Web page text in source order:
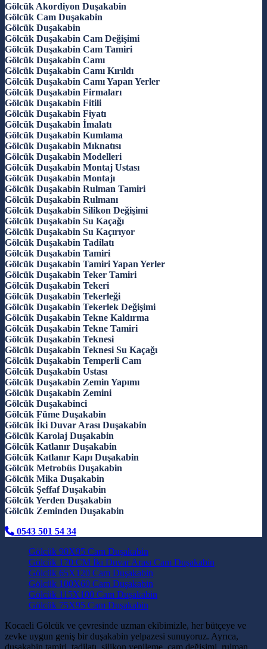
Gölcük Akordiyon Duşakabin
Gölcük Cam Duşakabin
Gölcük Duşakabin
Gölcük Duşakabin Cam Değişimi
Gölcük Duşakabin Cam Tamiri
Gölcük Duşakabin Camı
Gölcük Duşakabin Camı Kırıldı
Gölcük Duşakabin Camı Yapan Yerler
Gölcük Duşakabin Firmaları
Gölcük Duşakabin Fitili
Gölcük Duşakabin Fiyatı
Gölcük Duşakabin İmalatı
Gölcük Duşakabin Kumlama
Gölcük Duşakabin Mıknatısı
Gölcük Duşakabin Modelleri
Gölcük Duşakabin Montaj Ustası
Gölcük Duşakabin Montajı
Gölcük Duşakabin Rulman Tamiri
Gölcük Duşakabin Rulmanı
Gölcük Duşakabin Silikon Değişimi
Gölcük Duşakabin Su Kaçağı
Gölcük Duşakabin Su Kaçırıyor
Gölcük Duşakabin Tadilatı
Gölcük Duşakabin Tamiri
Gölcük Duşakabin Tamiri Yapan Yerler
Gölcük Duşakabin Teker Tamiri
Gölcük Duşakabin Tekeri
Gölcük Duşakabin Tekerleği
Gölcük Duşakabin Tekerlek Değişimi
Gölcük Duşakabin Tekne Kaldırma
Gölcük Duşakabin Tekne Tamiri
Gölcük Duşakabin Teknesi
Gölcük Duşakabin Teknesi Su Kaçağı
Gölcük Duşakabin Temperli Cam
Gölcük Duşakabin Ustası
Gölcük Duşakabin Zemin Yapımı
Gölcük Duşakabin Zemini
Gölcük Duşakabinci
Gölcük Füme Duşakabin
Gölcük İki Duvar Arası Duşakabin
Gölcük Karolaj Duşakabin
Gölcük Katlanır Duşakabin
Gölcük Katlanır Kapı Duşakabin
Gölcük Metrobüs Duşakabin
Gölcük Mika Duşakabin
Gölcük Şeffaf Duşakabin
Gölcük Yerden Duşakabin
Gölcük Zeminden Duşakabin
0543 501 54 34
Gölcük 90X95 Cam Duşakabin
Gölcük 170 CM İki Duvar Arası Cam Duşakabin
Gölcük 65X120 Cam Duşakabin
Gölcük 100X60 Cam Duşakabin
Gölcük 115X100 Cam Duşakabin
Gölcük 75X95 Cam Duşakabin
Kocaeli Gölcük ve çevresinde uzman ekibimizle, her bütçeye ve
zevke uygun geniş bir duşakabin yelpazesi sunuyoruz. Ayrıca,
duşakabin tamiri, tadilatı, silikon yenileme, cam değişimi, rulman